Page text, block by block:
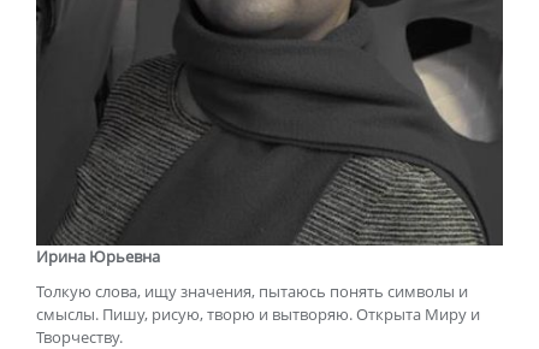
Ирина Юрьевна
Толкую слова, ищу значения, пытаюсь понять символы и
смыслы. Пишу, рисую, творю и вытворяю. Открыта Миру и
Творчеству.